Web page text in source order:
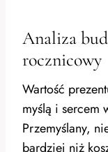
Analiza
rocznicowy
Wartość
myślą i sercem
Przemyślany,
bardziej niż